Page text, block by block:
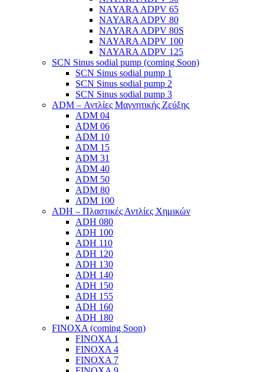
NAYARA ADPV 65
NAYARA ADPV 80
NAYARA ADPV 80S
NAYARA ADPV 100
NAYARA ADPV 125
SCN Sinus sodial pump (coming Soon)
SCN Sinus sodial pump 1
SCN Sinus sodial pump 2
SCN Sinus sodial pump 3
ADM – Αντλίες Μαγνητικής Ζεύξης
ADM 04
ADM 06
ADM 10
ADM 15
ADM 31
ADM 40
ADM 50
ADM 80
ADM 100
ADH – Πλαστικές Αντλίες Χημικών
ADH 080
ADH 100
ADH 110
ADH 120
ADH 130
ADH 140
ADH 150
ADH 155
ADH 160
ADH 180
FINOXA (coming Soon)
FINOXA 1
FINOXA 4
FINOXA 7